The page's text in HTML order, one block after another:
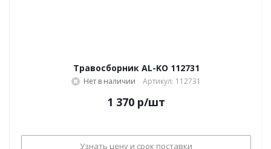
Травосборник AL-KO 112731
Нет в наличии Артикул: 112731
1 370 р/шт
Узнать цену и срок поставки